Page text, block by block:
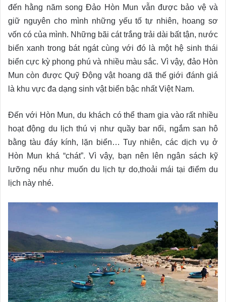
đến hằng năm song Đảo Hòn Mun vẫn được bảo vệ và
giữ nguyên cho mình những yếu tố tự nhiên, hoang sơ
vốn có của mình. Những bãi cát trắng trải dài bất tận, nước
biển xanh trong bát ngát cùng với đó là một hệ sinh thái
biển cực kỳ phong phú và nhiều màu sắc. Vì vậy, đảo Hòn
Mun còn được Quỹ Động vật hoang dã thế giới đánh giá
là khu vực đa dạng sinh vật biển bậc nhất Việt Nam.
Đến với Hòn Mun, du khách có thể tham gia vào rất nhiều
hoạt động du lịch thú vị như quầy bar nổi, ngắm san hô
bằng tàu đáy kính, lặn biển… Tuy nhiên, các dịch vụ ở
Hòn Mun khá “chát”. Vì vậy, bạn nên lên ngân sách kỹ
lưỡng nếu như muốn du lịch tự do,thoải mái tại điểm du
lịch này nhé.